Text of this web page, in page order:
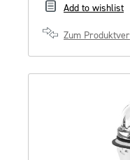
Add to wishlist
Zum